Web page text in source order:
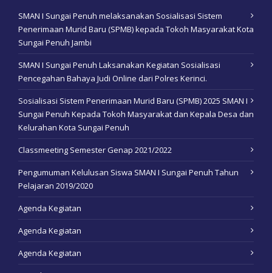
SMAN I Sungai Penuh melaksanakan Sosialisasi Sistem
Penerimaan Murid Baru (SPMB) kepada Tokoh Masyarakat Kota
Sungai Penuh Jambi
SMAN I Sungai Penuh Laksanakan Kegiatan Sosialisasi
Pencegahan Bahaya Judi Online dari Polres Kerinci.
Sosialisasi Sistem Penerimaan Murid Baru (SPMB) 2025 SMAN I
Sungai Penuh Kepada Tokoh Masyarakat dan Kepala Desa dan
Kelurahan Kota Sungai Penuh
Classmeeting Semester Genap 2021/2022
Pengumuman Kelulusan Siswa SMAN I Sungai Penuh Tahun
Pelajaran 2019/2020
Agenda Kegiatan
Agenda Kegiatan
Agenda Kegiatan